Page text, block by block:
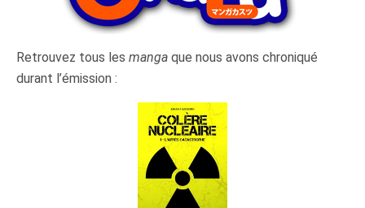
Retrouvez tous les manga que nous avons chroniqué
durant l’émission :